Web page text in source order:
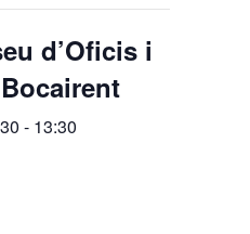
d’Oficis i
- 13:30